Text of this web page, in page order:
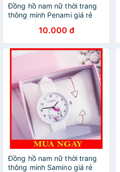
Đồng hồ nam nữ thời trang
thông minh Penami giá rẻ
10.000 đ
Đồng hồ nam nữ thời trang
thông minh Samino giá rẻ